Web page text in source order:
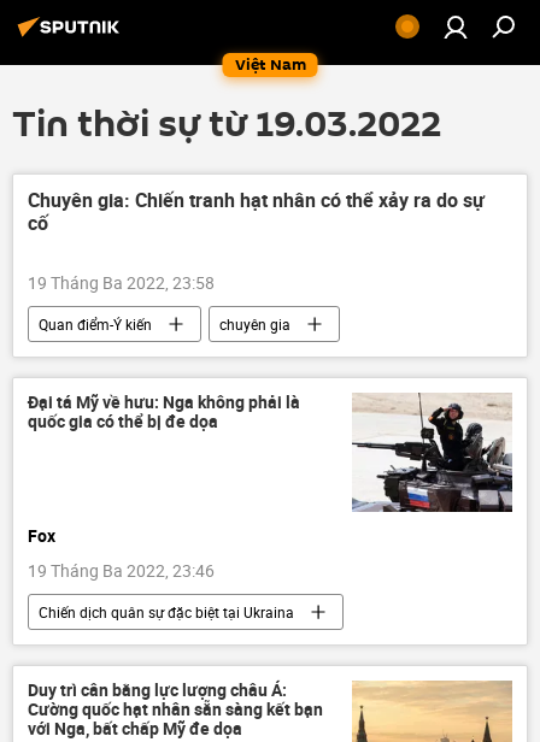
Việt Nam
Tin thời sự từ 19.03.2022
Chuyên gia: Chiến tranh hạt nhân có thể xảy ra do sự
cố
19 Tháng Ba 2022, 23:58
Quan điểm-Ý kiến
chuyên gia
vũ khí hạt nhân
Vấn đề hạt nhân
lĩnh vực hạt nhân
Thế giới
Hiroshima
Đại tá Mỹ về hưu: Nga không phải là
quốc gia có thể bị đe dọa
Fox
19 Tháng Ba 2022, 23:46
Chiến dịch quân sự đặc biệt tại Ukraina
DNR
LNR
Ukraina
Donbass
Donetsk
Nga
Vladimir Putin
Hoa Kỳ
Thế giới
Duy trì cân bằng lực lượng châu Á:
Cường quốc hạt nhân sẵn sàng kết bạn
với Nga, bất chấp Mỹ đe dọa